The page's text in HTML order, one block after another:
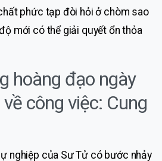
phức tạp đòi hỏi ở chòm sao
mới có thể giải quyết ổn thỏa
hoàng đạo ngày
công việc: Cung
nghiệp của Sư Tử có bước nhảy